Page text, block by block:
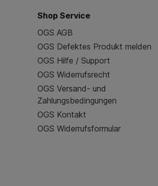
Shop Service
OGS AGB
OGS Defektes Produkt melden
OGS Hilfe / Support
OGS Widerrufsrecht
OGS Versand- und
Zahlungsbedingungen
OGS Kontakt
OGS Widerrufsformular